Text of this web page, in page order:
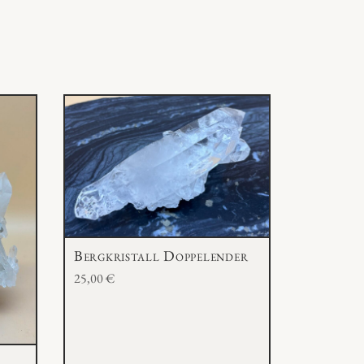
Bergkristall Doppelender
25,00€